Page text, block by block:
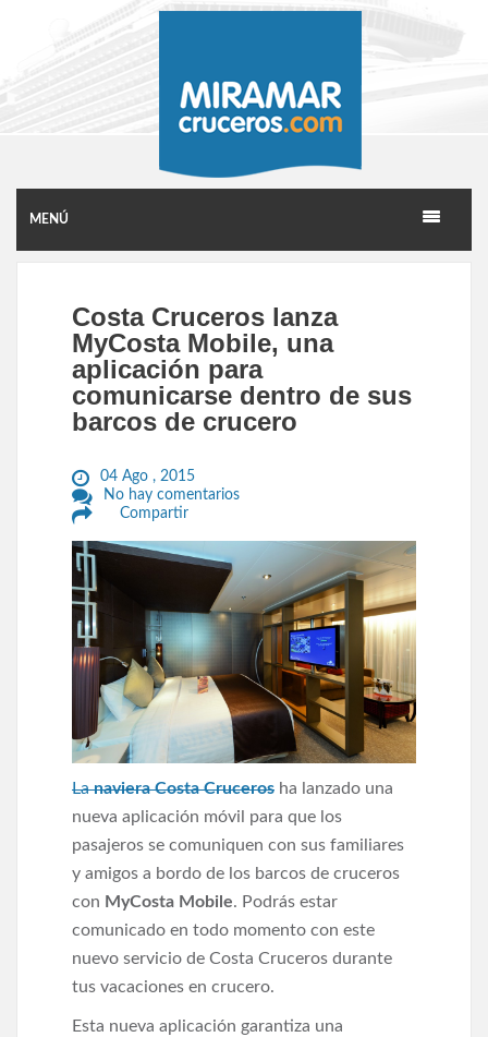
MENÚ
Costa Cruceros lanza
MyCosta Mobile, una
aplicación para
comunicarse dentro de sus
barcos de crucero
04 Ago , 2015
No hay comentarios
Compartir
Lanaviera Costa Cruceros ha lanzado una
nueva aplicación móvil para que los
pasajeros se comuniquen con sus familiares
y amigos a bordo de los barcos de cruceros
con MyCosta Mobile. Podrás estar
comunicado en todo momento con este
nuevo servicio de Costa Cruceros durante
tus vacaciones en crucero.
Esta nueva aplicación garantiza una